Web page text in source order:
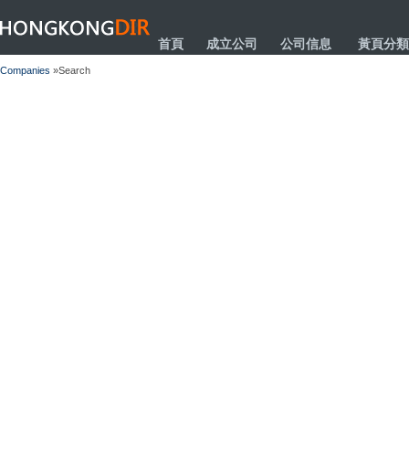
HONGKONGDIR
首頁 成立公司 公司信息 黃頁分類
Companies »Search